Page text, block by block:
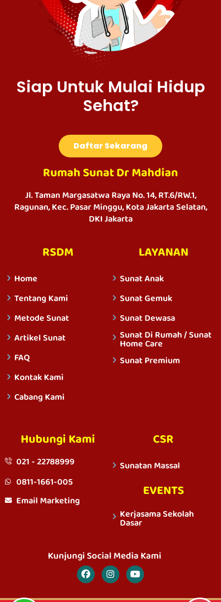
Siap Untuk Mulai Hidup
Sehat?
Daftar Sekarang
Rumah Sunat Dr Mahdian
Jl. Taman Margasatwa Raya No. 14, RT.6/RW.1,
Ragunan, Kec. Pasar Minggu, Kota Jakarta Selatan,
DKI Jakarta
RSDM
Home
Tentang Kami
Metode Sunat
Artikel Sunat
FAQ
Kontak Kami
Cabang Kami
LAYANAN
Sunat Anak
Sunat Gemuk
Sunat Dewasa
Sunat Di Rumah / Sunat
Home Care
Sunat Premium
Hubungi Kami
021 - 22788999
0811-1661-005
Email Marketing
CSR
Sunatan Massal
EVENTS
Kerjasama Sekolah
Dasar
Kunjungi Social Media Kami